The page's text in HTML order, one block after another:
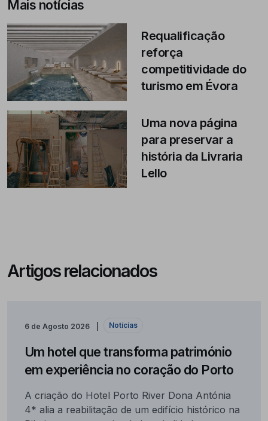
Mais notícias
Requalificação
reforça
competitividade do
turismo em Évora
Uma nova página
para preservar a
história da Livraria
Lello
Artigos relacionados
6 de Agosto 2026 Notícias
Um hotel que transforma património
em experiência no coração do Porto
A criação do Hotel Porto River Dona Antónia
4* alia a reabilitação de um edifício histórico na